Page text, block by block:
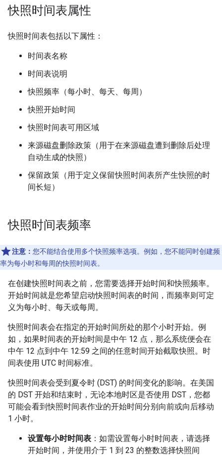
快照时间表属性
快照时间表包括以下属性：
时间表名称
时间表说明
快照频率（每小时、每天、每周）
快照开始时间
快照时间表可用区域
来源磁盘删除政策（用于在来源磁盘遭到删除后处理
自动生成的快照）
保留政策（用于定义保留快照时间表所产生快照的时
间长短）
快照时间表频率
注意： 您不能结合使用多个快照频率选项。例如，您不能同时创建频
率为每小时和每周的快照时间表。
在创建快照时间表之前，您需要选择开始时间和快照频率。
开始时间就是您希望启动快照时间表的时间，而频率则可定
义为每小时、每天或每周。
快照时间表会在指定的开始时间所处的那个小时开始。例
如，如果时间表的开始时间是中午 12 点，那么系统便会在
中午 12 点到中午 12:59 之间的任意时间开始截取快照。时
间表使用 UTC 时间标准。
快照时间表会受到夏令时 (DST) 的时间变化的影响。在美国
的 DST 开始和结束时，无论本地时区是否使用 DST，您都
可能会看到快照时间表作业的开始时间分别向前或向后移动
1 小时。
设置每小时时间表 ：如需设置每小时时间表，请选择
开始时间，并使用介于 1 到 23 的整数选择快照间